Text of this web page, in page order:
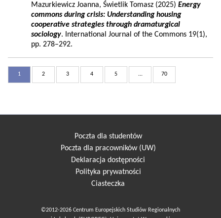
Mazurkiewicz Joanna, Świetlik Tomasz (2025) Energy
commons during crisis: Understanding housing
cooperative strategies through dramaturgical
sociology. International Journal of the Commons 19(1),
pp. 278–292.
1 2 3 4 5 ... 70
Poczta dla studentów
Poczta dla pracowników (UW)
Deklaracja dostępności
Polityka prywatności
Ciasteczka
©2012-2026 Centrum Europejskich Studiów Regionalnych